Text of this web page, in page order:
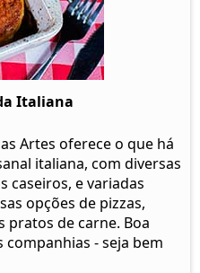
Italiana
Artes oferece o que há
italiana, com diversas
caseiros, e variadas
opções de pizzas,
pratos de carne. Boa
companhias - seja bem